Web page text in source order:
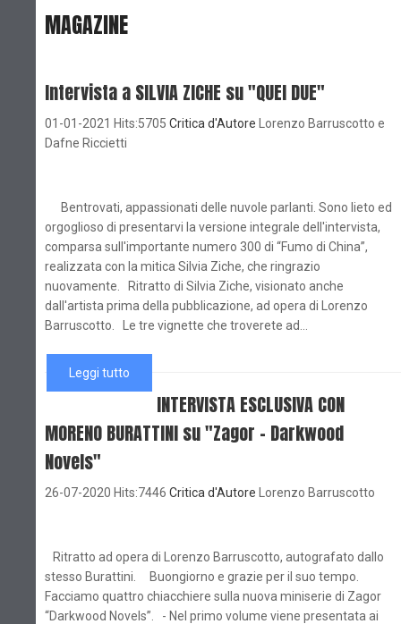
MAGAZINE
Intervista a SILVIA ZICHE su "QUEI DUE"
01-01-2021 Hits:5705 Critica d'Autore Lorenzo Barruscotto e
Dafne Riccietti
Bentrovati, appassionati delle nuvole parlanti. Sono lieto ed
orgoglioso di presentarvi la versione integrale dell'intervista,
comparsa sull'importante numero 300 di “Fumo di China”,
realizzata con la mitica Silvia Ziche, che ringrazio
nuovamente. Ritratto di Silvia Ziche, visionato anche
dall'artista prima della pubblicazione, ad opera di Lorenzo
Barruscotto. Le tre vignette che troverete ad...
Leggi tutto
INTERVISTA ESCLUSIVA CON
MORENO BURATTINI su "Zagor - Darkwood
Novels"
26-07-2020 Hits:7446 Critica d'Autore Lorenzo Barruscotto
Ritratto ad opera di Lorenzo Barruscotto, autografato dallo
stesso Burattini. Buongiorno e grazie per il suo tempo.
Facciamo quattro chiacchiere sulla nuova miniserie di Zagor
“Darkwood Novels”. - Nel primo volume viene presentata ai